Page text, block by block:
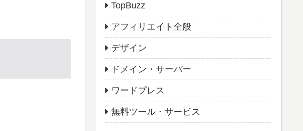
TopBuzz
アフィリエイト全般
デザイン
ドメイン・サーバー
ワードプレス
無料ツール・サービス